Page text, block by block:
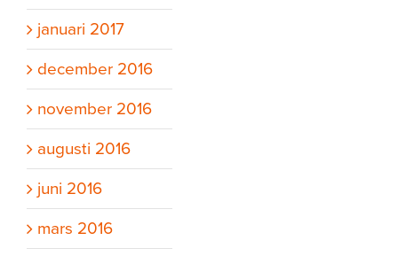
januari 2017
december 2016
november 2016
augusti 2016
juni 2016
mars 2016